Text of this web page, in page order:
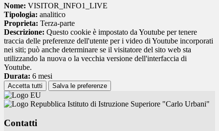
Nome: VISITOR_INFO1_LIVE
Tipologia: analitico
Proprieta: Terza-parte
Descrizione: Questo cookie è impostato da Youtube per tenere
traccia delle preferenze dell'utente per i video di Youtube incorporati
nei siti; può anche determinare se il visitatore del sito web sta
utilizzando la nuova o la vecchia versione dell'interfaccia di
Youtube.
Durata: 6 mesi
Accetta tutti Salva le preferenze
Istituto di Istruzione Superiore "Carlo Urbani"
Contatti